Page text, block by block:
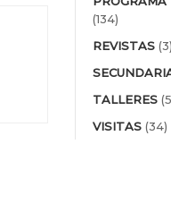
(134)
REVISTAS (3)
TALLERES
VISITAS (34)